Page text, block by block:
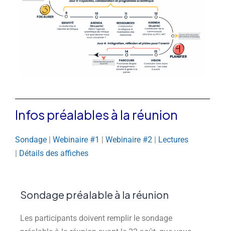
Infos préalables à la réunion
Sondage | Webinaire #1 | Webinaire #2 | Lectures
| Détails des affiches
Sondage préalable à la réunion
Les participants doivent remplir le sondage